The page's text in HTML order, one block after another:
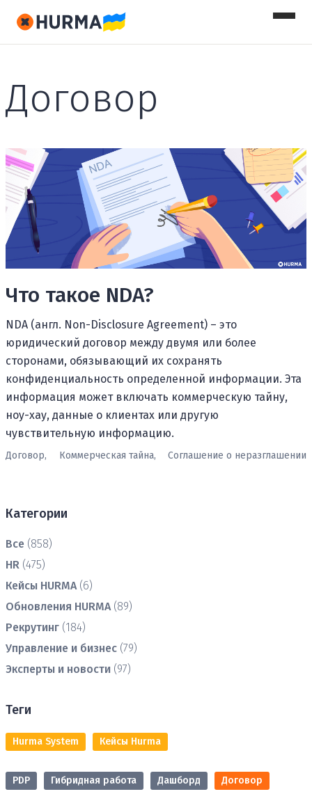
Договор
Что такое NDA?
NDA (англ. Non-Disclosure Agreement) – это
юридический договор между двумя или более
сторонами, обязывающий их сохранять
конфиденциальность определенной информации. Эта
информация может включать коммерческую тайну,
ноу-хау, данные о клиентах или другую
чувствительную информацию.
Договор, Коммерческая тайна, Соглашение о неразглашении
Категории
Все (858)
HR (475)
Кейсы HURMA (6)
Обновления HURMA (89)
Рекрутинг (184)
Управление и бизнес (79)
Эксперты и новости (97)
Теги
Hurma System Кейсы Hurma
PDP Гибридная работа Дашборд Договор